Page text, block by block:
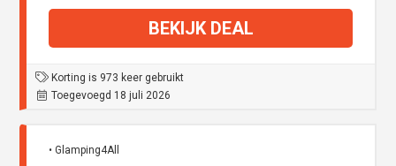
BEKIJK DEAL
Korting is 973 keer gebruikt
Toegevoegd 18 juli 2026
• Glamping4All